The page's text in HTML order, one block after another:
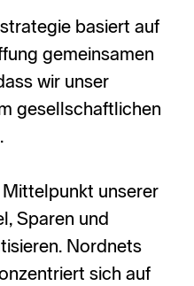
basiert auf
gemeinsamen
wir unser
gesellschaftlichen
unserer
Sparen und
Nordnets
sich auf